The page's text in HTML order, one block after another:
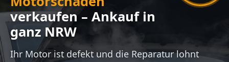
verkaufen – Ankauf in
ganz NRW
Ihr Motor ist defekt und die Reparatur lohnt